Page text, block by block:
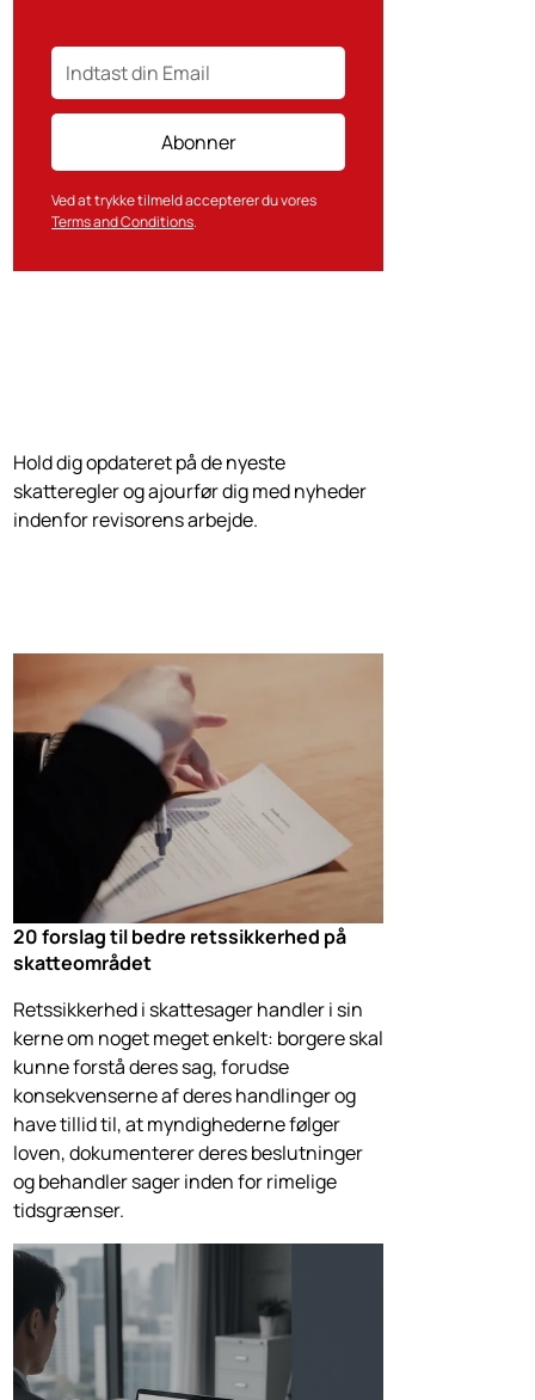
Ved at trykke tilmeld accepterer du vores
Terms and Conditions.
Hold dig opdateret på de nyeste
skatteregler og ajourfør dig med nyheder
indenfor revisorens arbejde.
20 forslag til bedre retssikkerhed på
skatteområdet
Retssikkerhed i skattesager handler i sin
kerne om noget meget enkelt: borgere skal
kunne forstå deres sag, forudse
konsekvenserne af deres handlinger og
have tillid til, at myndighederne følger
loven, dokumenterer deres beslutninger
og behandler sager inden for rimelige
tidsgrænser.